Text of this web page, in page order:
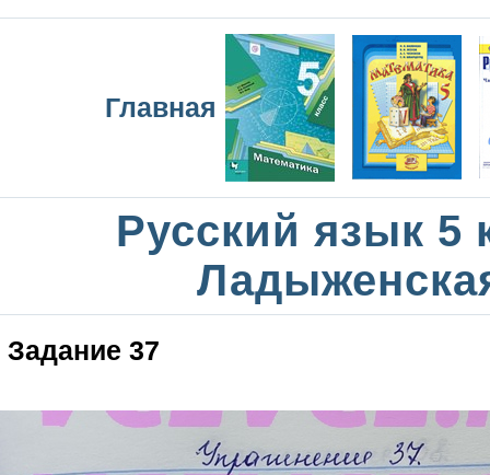
Главная
Русский язык 5
Задание 37